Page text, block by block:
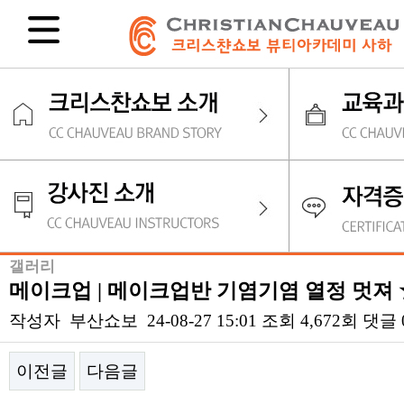
갤러리
메이크업 | 메이크업반 기염기염 열정 멋
작성자 부산쇼보 24-08-27 15:01 조회 4,672회 댓글
이전글 다음글